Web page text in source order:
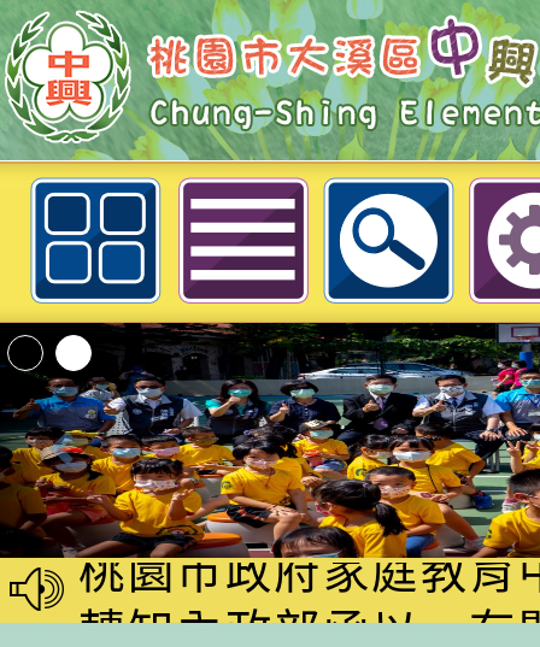
1140917桃園動物保護協會/生命教
「2026桃園市孔廟
動—儒門初開 智慧
桃園市政府家庭教育
家8月課程資訊」、
轉知內政部函以，有